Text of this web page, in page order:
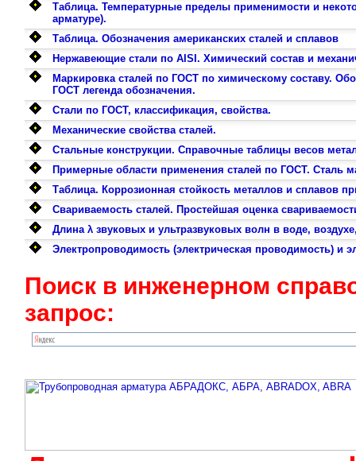
Таблица. Температурные пределы применимости и
арматуре).
Таблица. Обозначения американских сталей и сплавов
Нержавеющие стали по AISI. Химический состав и
Маркировка сталей по ГОСТ по химическому составу.
ГОСТ легенда обозначения.
Стали по ГОСТ, классификация, свойства.
Механические свойства сталей.
Стальные конструкции. Cправочные таблицы весов
Примерные области применения сталей по ГОСТ. Сталь
Таблица. Коррозионная стойкость металлов и сплавов
Свариваемость сталей. Простейшая оценка
Длина λ звуковых и ультразвуковых волн в воде,
Электропроводимость (электрическая проводимость) и
Поиск в инженерном
запрос: